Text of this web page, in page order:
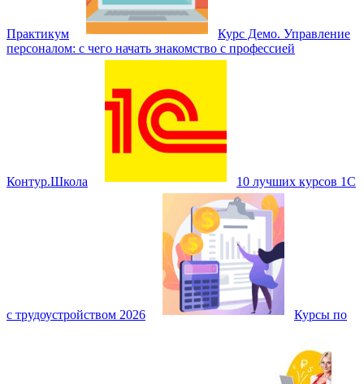
Практикум
Курс Демо. Управление
персоналом: с чего начать знакомство с профессией
Контур.Школа 10 лучших курсов 1С
с трудоустройством 2026 Курсы по